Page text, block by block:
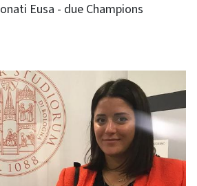
Eusa - due Champions